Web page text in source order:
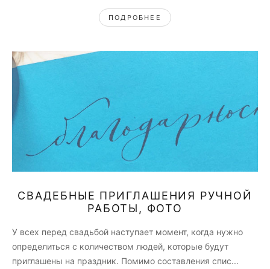
ПОДРОБНЕЕ
СВАДЕБНЫЕ ПРИГЛАШЕНИЯ РУЧНОЙ
РАБОТЫ, ФОТО
У всех перед свадьбой наступает момент, когда нужно
определиться с количеством людей, которые будут
приглашены на праздник. Помимо составления спис...